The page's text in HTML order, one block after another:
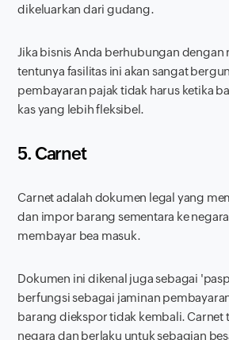
dikeluarkan dari gudang.
Jika bisnis Anda berhubungan dengan
tentunya fasilitas ini akan sangat
pembayaran pajak tidak harus ketika
kas yang lebih fleksibel.
5. Carnet
Carnet adalah dokumen legal yang
dan impor barang sementara ke
membayar bea masuk.
Dokumen ini dikenal juga sebagai
berfungsi sebagai jaminan
barang diekspor tidak kembali. Carnet
negara dan berlaku untuk sebagian